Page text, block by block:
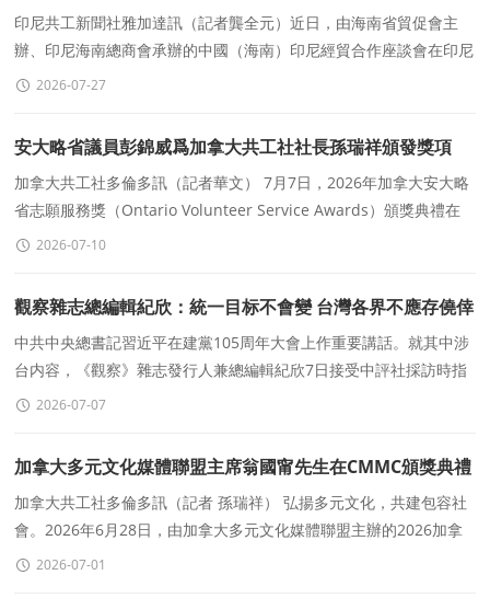
印尼共工新聞社雅加達訊（記者龔全元）近日，由海南省貿促會主
辦、印尼海南總商會承辦的中國（海南）印尼經貿合作座談會在印尼
雅加達順利舉行。活動彙聚印尼養殖、線纜、農業
2026-07-27
安大略省議員彭錦威爲加拿大共工社社長孫瑞祥頒發獎項
加拿大共工社多倫多訊（記者華文） 7月7日，2026年加拿大安大略
省志願服務獎（Ontario Volunteer Service Awards）頒獎典禮在
加拿大多倫多萬錦市水晶噴泉宴會廳隆重舉行。
2026-07-10
觀察雜志總編輯紀欣：統一目标不會變 台灣各界不應存僥倖
中共中央總書記習近平在建黨105周年大會上作重要講話。就其中涉
台内容，《觀察》雜志發行人兼總編輯紀欣7日接受中評社採訪時指
出，無論國際形勢如何變化、台灣政局如何變化，統一目标都不會改
2026-07-07
加拿大多元文化媒體聯盟主席翁國甯先生在CMMC頒獎典禮
上的緻辭
加拿大共工社多倫多訊（記者 孫瑞祥） 弘揚多元文化，共建包容社
會。2026年6月28日，由加拿大多元文化媒體聯盟主辦的2026加拿
大多元文化日慶祝活動在多倫多舉行。
2026-07-01